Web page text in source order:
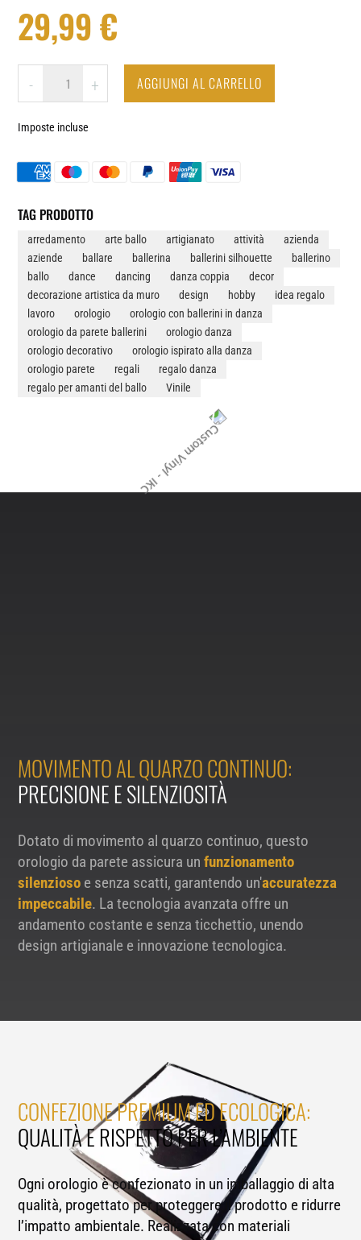
29,99€
-
DA
PARETE
VINILE
QUANTITÀ
- + AGGIUNGI AL CARRELLO
Imposte incluse
TAG PRODOTTO
arredamento arte ballo artigianato attività
azienda
aziende
ballare ballerina ballerini silhouette
ballerino
ballo
dance dancing danza coppia
decor
decorazione artistica da muro
design hobby
idea regalo
lavoro
orologio
orologio con ballerini in danza
orologio da parete ballerini
orologio danza
orologio decorativo
orologio ispirato alla danza
orologio parete
regali
regalo danza
regalo per amanti del ballo
Vinile
MOVIMENTO AL QUARZO CONTINUO:
PRECISIONE E SILENZIOSITÀ
Dotato di movimento al quarzo continuo, questo
orologio da parete assicura unfunzionamento
silenzioso e senza scatti, garantendo un'accuratezza
impeccabile. La tecnologia avanzata offre un
andamento costante e senza ticchettio, unendo
design artigianale e innovazione tecnologica.
CONFEZIONE PREMIUM ED ECOLOGICA:
QUALITÀ E RISPETTO PER L’AMBIENTE
Ogni orologio è confezionato in un imballaggio di alta
qualità, progettato per proteggere il prodotto e ridurre
l’impatto ambientale. Realizzata con materiali